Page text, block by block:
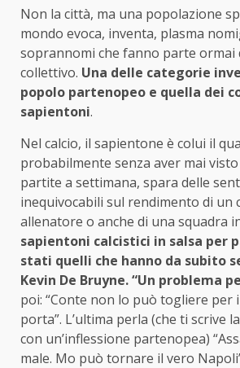
Non la città, ma una popolazione
mondo evoca, inventa, plasma
soprannomi che fanno parte ormai
collettivo. Una delle categorie
popolo partenopeo e quella dei
sapientoni.
Nel calcio, il sapientone è colui il
probabilmente senza aver mai
partite a settimana, spara delle
inequivocabili sul rendimento di un
allenatore o anche di una squadra
sapientoni calcistici in salsa per
stati quelli che hanno da subito
Kevin De Bruyne. “Un problema
poi: “Conte non lo può togliere per
porta”. L’ultima perla (che ti scrive
con un’inflessione partenopea)
male. Mo può tornare il vero